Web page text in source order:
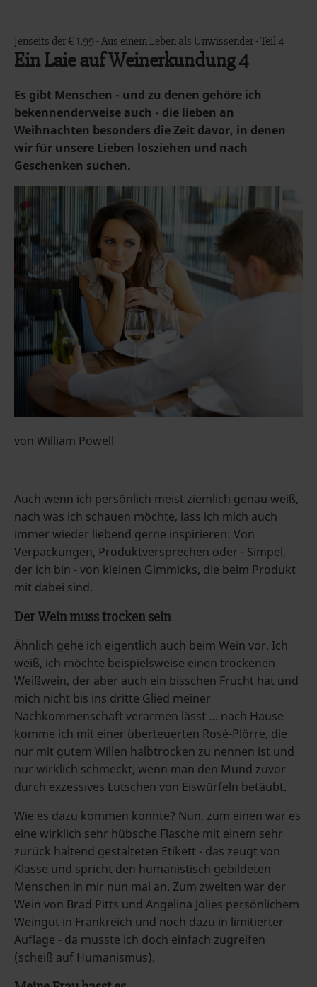
Jenseits der € 1,99 - Aus einem Leben als Unwissender - Teil 4
Ein Laie auf Weinerkundung 4
Es gibt Menschen - und zu denen gehöre ich
bekennenderweise auch - die lieben an
Weihnachten besonders die Zeit davor, in denen
wir für unsere Lieben losziehen und nach
Geschenken suchen.
von William Powell
Auch wenn ich persönlich meist ziemlich genau weiß,
nach was ich schauen möchte, lass ich mich auch
immer wieder liebend gerne inspirieren: Von
Verpackungen, Produktversprechen oder - Simpel,
der ich bin - von kleinen Gimmicks, die beim Produkt
mit dabei sind.
Der Wein muss trocken sein
Ähnlich gehe ich eigentlich auch beim Wein vor. Ich
weiß, ich möchte beispielsweise einen trockenen
Weißwein, der aber auch ein bisschen Frucht hat und
mich nicht bis ins dritte Glied meiner
Nachkommenschaft verarmen lässt … nach Hause
komme ich mit einer überteuerten Rosé-Plörre, die
nur mit gutem Willen halbtrocken zu nennen ist und
nur wirklich schmeckt, wenn man den Mund zuvor
durch exzessives Lutschen von Eiswürfeln betäubt.
Wie es dazu kommen konnte? Nun, zum einen war es
eine wirklich sehr hübsche Flasche mit einem sehr
zurück haltend gestalteten Etikett - das zeugt von
Klasse und spricht den humanistisch gebildeten
Menschen in mir nun mal an. Zum zweiten war der
Wein von Brad Pitts und Angelina Jolies persönlichem
Weingut in Frankreich und noch dazu in limitierter
Auflage - da musste ich doch einfach zugreifen
(scheiß auf Humanismus).